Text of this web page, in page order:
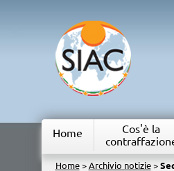
Home
Cos'è la
Home> Archivio notizie>